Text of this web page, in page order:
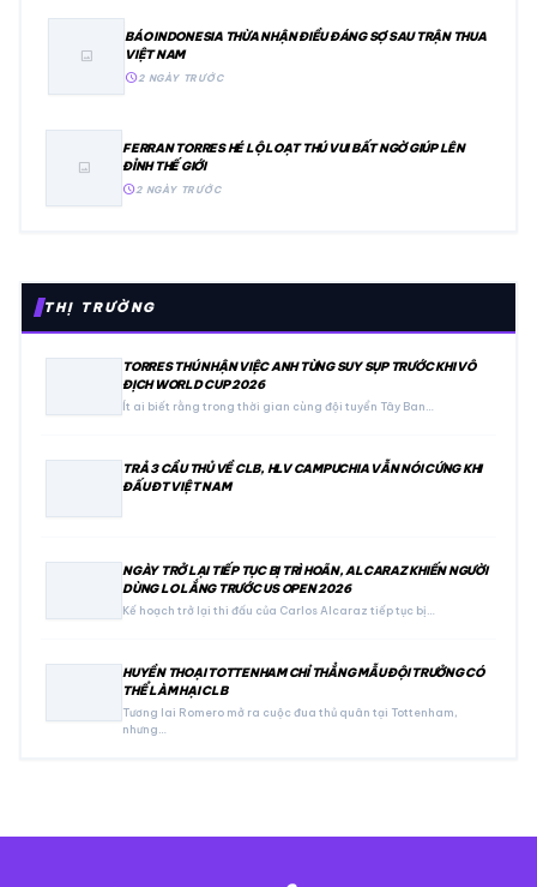
image
BÁO INDONESIA THỪA NHẬN ĐIỀU ĐÁNG SỢ SAU TRẬN THUA
VIỆT NAM
schedule2 NGÀY TRƯỚC
image
FERRAN TORRES HÉ LỘ LOẠT THÚ VUI BẤT NGỜ GIÚP LÊN
ĐỈNH THẾ GIỚI
schedule2 NGÀY TRƯỚC
THỊ TRƯỜNG
TORRES THÚ NHẬN VIỆC ANH TỪNG SUY SỤP TRƯỚC KHI VÔ
ĐỊCH WORLD CUP 2026
Ít ai biết rằng trong thời gian cùng đội tuyển Tây Ban…
TRẢ 3 CẦU THỦ VỀ CLB, HLV CAMPUCHIA VẪN NÓI CỨNG KHI
ĐẤU ĐT VIỆT NAM
NGÀY TRỞ LẠI TIẾP TỤC BỊ TRÌ HOÃN, ALCARAZ KHIẾN NGƯỜI
DÙNG LO LẮNG TRƯỚC US OPEN 2026
Kế hoạch trở lại thi đấu của Carlos Alcaraz tiếp tục bị…
HUYỀN THOẠI TOTTENHAM CHỈ THẲNG MẪU ĐỘI TRƯỞNG CÓ
THỂ LÀM HẠI CLB
Tương lai Romero mở ra cuộc đua thủ quân tại Tottenham,
nhưng…